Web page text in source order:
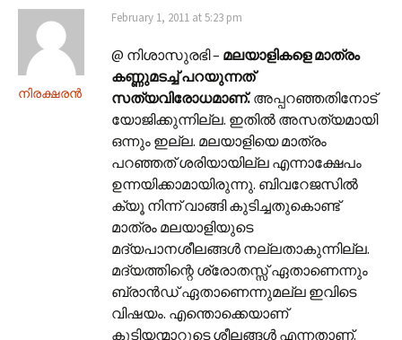
നിരക്ഷരൻ
February 1, 2011 at 5:23 pm
@ നിശാസുരഭി – മലയാളികളെ മാത്രം
കണ്ണുമടച്ച് പറയുന്നത്
സത്യവിരോധമാണ്. അപ്പറഞ്ഞതിനോട്
യോജിക്കുന്നില്ല. ഇതിൽ അസത്യമായി
ഒന്നും ഇല്ല. മലയാളിയെ മാത്രം
പറഞ്ഞത് ശരിയായില്ല എന്നാക്ഷേപം
ഉന്നയിക്കാമായിരുന്നു. ബിവറേജസിൽ
ക്യൂ നിന്ന് വാങ്ങി കുടിച്ചതുകൊണ്ട്
മാത്രം മലയാളിയുടെ
മദ്യപാനശീലങ്ങൾ നല്ലതാകുന്നില്ല.
മദ്യത്തിന്റെ ശ്രോതസ്സ് ഏതാണെന്നും
ബ്രാൻഡ് ഏതാണെന്നുമല്ല ഇവിടെ
വിഷയം. എന്തൊക്കെയാണ്
കുടിയന്മാറുടെ ശീലങ്ങൾ എന്നതാണ്.